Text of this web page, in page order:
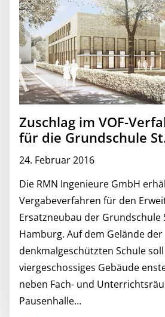
Zuschlag im VOF-
für die Grundschule
24. Februar 2016
Die RMN Ingenieure GmbH
Vergabeverfahren für den
Ersatzneubau der Grundschule
Hamburg. Auf dem Gelände der
denkmalgeschützten Schule
viergeschossiges Gebäude
neben Fach- und
Pausenhalle…